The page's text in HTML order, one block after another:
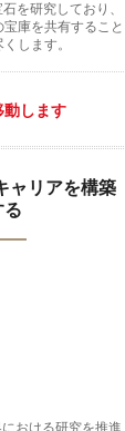
を研究しており、
庫を共有すること
します。
動します
ャリアを構築
おける研究を推進